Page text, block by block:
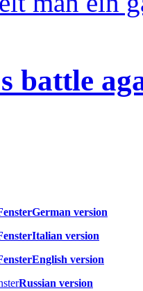
battle
German version
Italian version
English version
Russian version